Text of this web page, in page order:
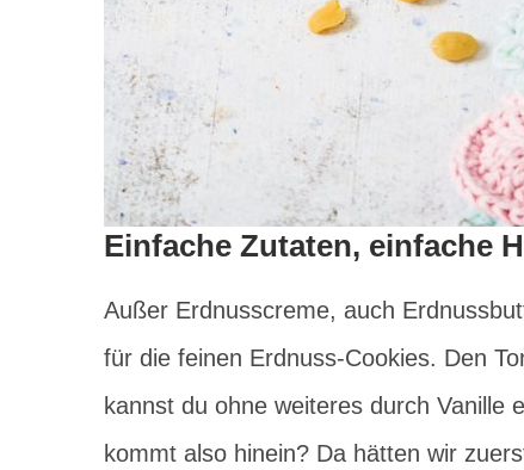
Einfache Zutaten, einfache
Außer Erdnusscreme, auch
für die feinen Erdnuss-Cookies. Den
kannst du ohne weiteres durch Vanille
kommt also hinein? Da hätten wir